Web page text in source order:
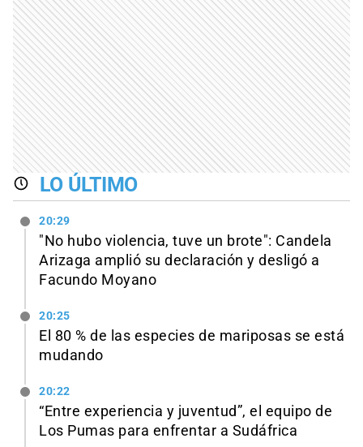
LO ÚLTIMO
20:29
"No hubo violencia, tuve un brote": Candela
Arizaga amplió su declaración y desligó a
Facundo Moyano
20:25
El 80 % de las especies de mariposas se está
mudando
20:22
“Entre experiencia y juventud”, el equipo de
Los Pumas para enfrentar a Sudáfrica